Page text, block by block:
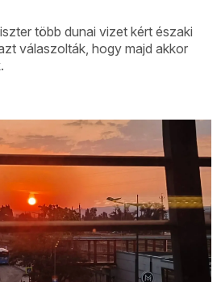
több dunai vizet kért északi
válaszolták, hogy majd akkor